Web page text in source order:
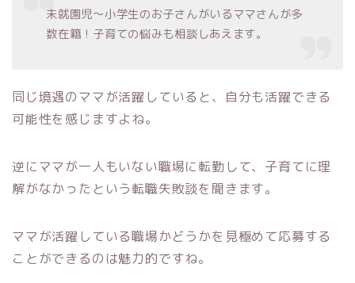
未就園児～小学生のお子さんがいるママさんが多
数在籍！子育ての悩みも相談しあえます。
同じ境遇のママが活躍していると、自分も活躍できる
可能性を感じますよね。
逆にママが一人もいない職場に転勤して、子育てに理
解がなかったという転職失敗談を聞きます。
ママが活躍している職場かどうかを見極めて応募する
ことができるのは魅力的ですね。